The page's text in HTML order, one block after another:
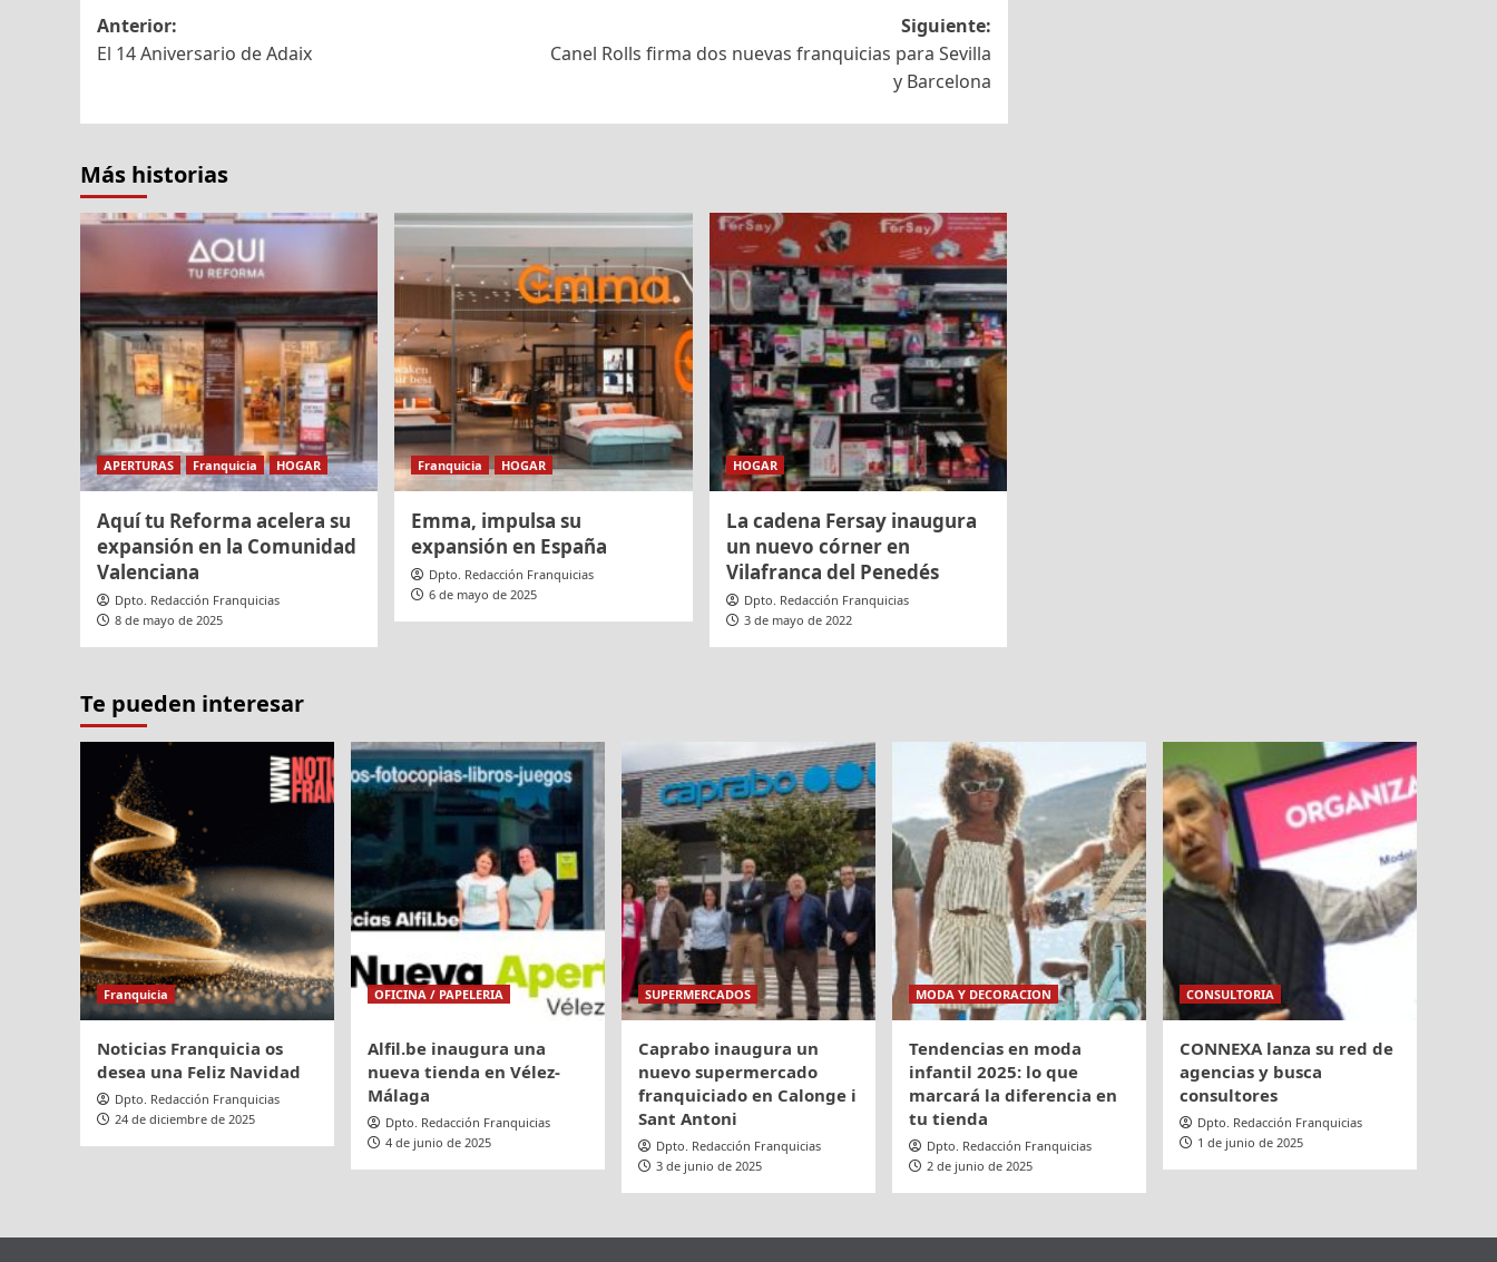
Navegación
de
Anterior:
El 14 Aniversario de Adaix
Siguiente:
Canel Rolls firma dos nuevas franquicias para Sevilla
y Barcelona
Más historias
APERTURAS Franquicia HOGAR
Aquí tu Reforma acelera su
expansión en la Comunidad
Valenciana
Dpto. Redacción Franquicias
8 de mayo de 2025
Franquicia HOGAR
Emma, impulsa su
expansión en España
Dpto. Redacción Franquicias
6 de mayo de 2025
HOGAR
La cadena Fersay inaugura
un nuevo córner en
Vilafranca del Penedés
Dpto. Redacción Franquicias
3 de mayo de 2022
Te pueden interesar
Franquicia
Noticias Franquicia os
desea una Feliz Navidad
Dpto. Redacción Franquicias
24 de diciembre de 2025
OFICINA / PAPELERIA
Alfil.be inaugura una
nueva tienda en Vélez-
Málaga
Dpto. Redacción Franquicias
4 de junio de 2025
SUPERMERCADOS
Caprabo inaugura un
nuevo supermercado
franquiciado en Calonge i
Sant Antoni
Dpto. Redacción Franquicias
3 de junio de 2025
MODA Y DECORACION
Tendencias en moda
infantil 2025: lo que
marcará la diferencia en
tu tienda
Dpto. Redacción Franquicias
2 de junio de 2025
CONSULTORIA
CONNEXA lanza su red de
agencias y busca
consultores
Dpto. Redacción Franquicias
1 de junio de 2025